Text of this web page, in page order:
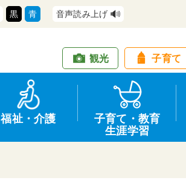
観光 子育て
福祉・介護
子育て・教育
生涯学習
黒 青 音声読み上げ